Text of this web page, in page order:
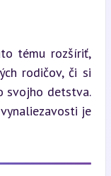
tému rozšíriť,
rodičov, či si
svojho detstva.
je